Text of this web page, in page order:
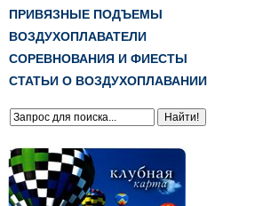
ПРИВЯЗНЫЕ ПОДЪЕМЫ
ВОЗДУХОПЛАВАТЕЛИ
СОРЕВНОВАНИЯ И ФИЕСТЫ
СТАТЬИ О ВОЗДУХОПЛАВАНИИ